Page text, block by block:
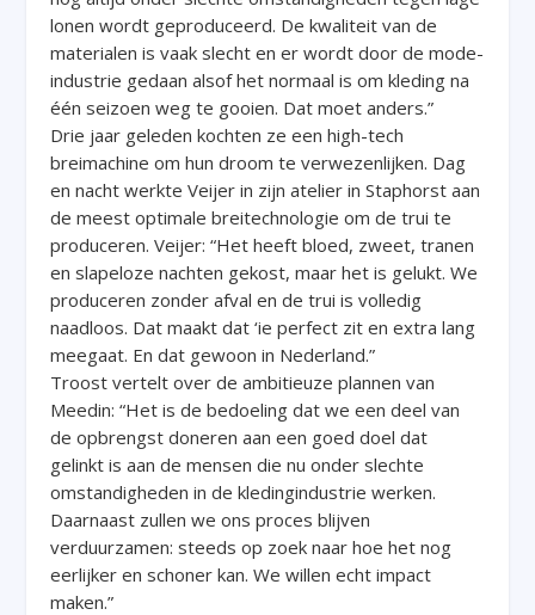
lonen wordt geproduceerd. De kwaliteit van de
materialenisvaak slecht enerwordt door de mode-
industrie gedaan alsof het normaal is om kleding na
één seizoen weg te gooien. Datmoetanders.”
Drie jaar geleden kochten ze een high-tech
breimachine om hun droom te verwezenlijken. Dag
en nacht werkte Veijer in zijn atelier in Staphorstaan
de meest optimale breitechnologie om de truite
produceren.Veijer: “Het heeftbloed, zweet, tranen
en slapelozenachten gekost, maar het is gelukt.We
produceren zonderafval en de trui is volledig
naadloos. Dat maakt dat‘ie perfect zit en extra lang
meegaat. En dat gewoon in Nederland.”
Troost vertelt over de ambitieuzeplannenvan
Meedin: “Het is de bedoeling dat we een deel van
de opbrengst doneren aan een goed doel dat
gelinkt is aan de mensen die nu onder slechte
omstandigheden in de kledingindustrie werken.
Daarnaast zullen we ons proces blijven
verduurzamen:steeds op zoek naar hoe het nog
eerlijker en schoner kan.We willen echt impact
maken.”